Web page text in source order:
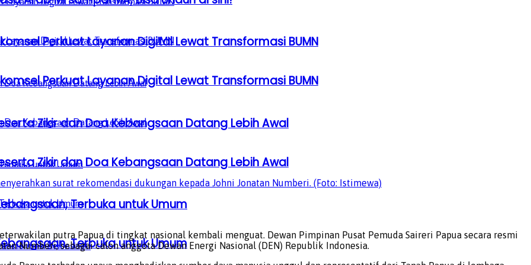
Perkuat Layanan Digital Lewat Transformasi BUMN
Zikir dan Doa Kebangsaan Datang Lebih Awal
Terbuka untuk Umum
Perkuat Layanan Digital Lewat Transformasi BUMN
Zikir dan Doa Kebangsaan Datang Lebih Awal
Terbuka untuk Umum
surat rekomendasi dukungan kepada Johni Jonatan Numberi. (Foto: Istimewa)
putra Papua di tingkat nasional kembali menguat. Dewan Pimpinan Pusat Pemuda Saireri Papua secara resmi
Numberi, sebagai calon anggota Dewan Energi Nasional (DEN) Republik Indonesia.